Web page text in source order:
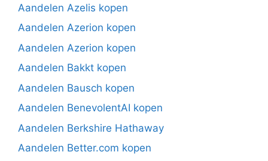
Aandelen Azelis kopen
Aandelen Azerion kopen
Aandelen Azerion kopen
Aandelen Bakkt kopen
Aandelen Bausch kopen
Aandelen BenevolentAI kopen
Aandelen Berkshire Hathaway
Aandelen Better.com kopen